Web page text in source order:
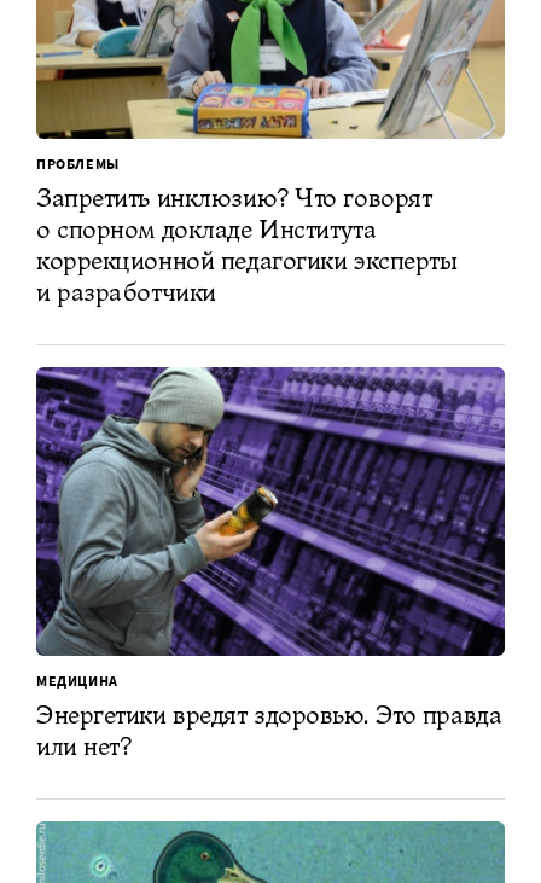
ПРОБЛЕМЫ
Запретить инклюзию? Что говорят
о спорном докладе Института
коррекционной педагогики эксперты
и разработчики
МЕДИЦИНА
Энергетики вредят здоровью. Это правда
или нет?